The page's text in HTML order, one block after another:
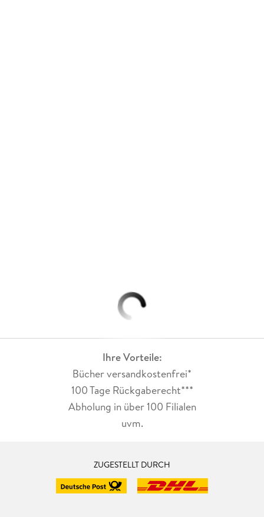
Ihre Vorteile:
Bücher versandkostenfrei*
100 Tage Rückgaberecht***
Abholung in über 100 Filialen
uvm.
ZUGESTELLT DURCH